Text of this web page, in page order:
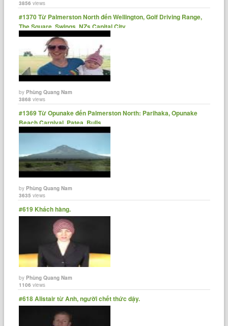
3856 views
#1370 Từ Palmerston North đến Wellington, Golf Driving Range,
The Square, Swings, NZs Capital City
byPhùng Quang Nam
3868 views
#1369 Từ Opunake đến Palmerston North: Parihaka, Opunake
Beach Carnival, Patea, Bulls
byPhùng Quang Nam
3635 views
#619 Khách hàng.
byPhùng Quang Nam
1106 views
#618 Alistair từ Anh, người chết thức dậy.